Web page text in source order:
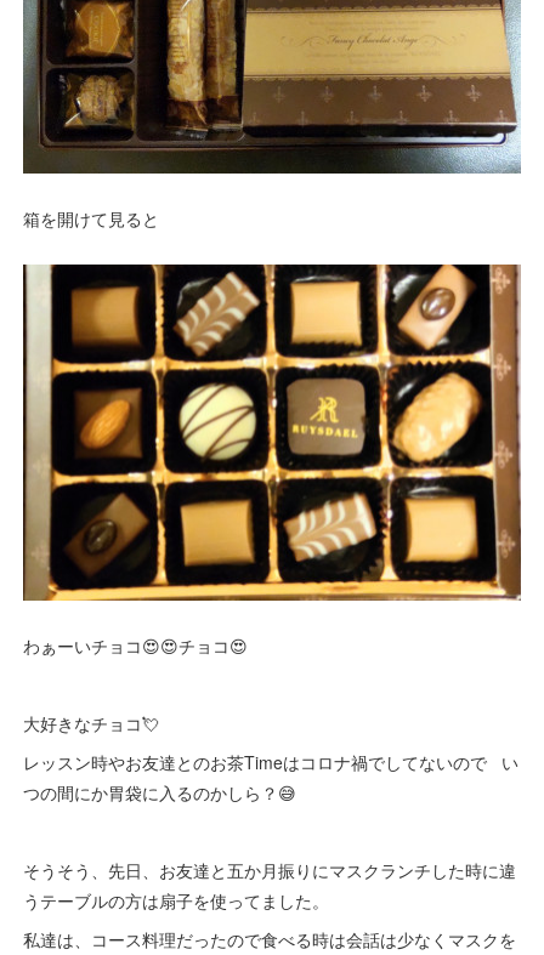
箱を開けて見ると
わぁーいチョコ😍😍チョコ😍
大好きなチョコ💘
レッスン時やお友達とのお茶Timeはコロナ禍でしてないので い
つの間にか胃袋に入るのかしら？😅
そうそう、先日、お友達と五か月振りにマスクランチした時に違
うテーブルの方は扇子を使ってました。
私達は、コース料理だったので食べる時は会話は少なくマスクを